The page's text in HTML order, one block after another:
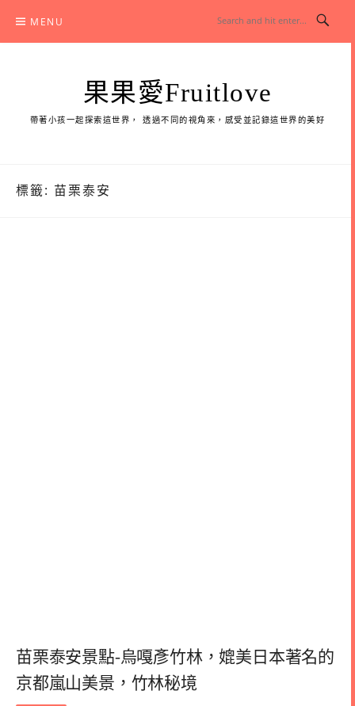
content
MENU
果果愛Fruitlove
帶著小孩一起探索這世界， 透過不同的視角來，感受並記錄這世界的美好
標籤: 苗栗泰安
苗栗泰安景點-烏嘎彥竹林，媲美日本著名的
京都嵐山美景，竹林秘境